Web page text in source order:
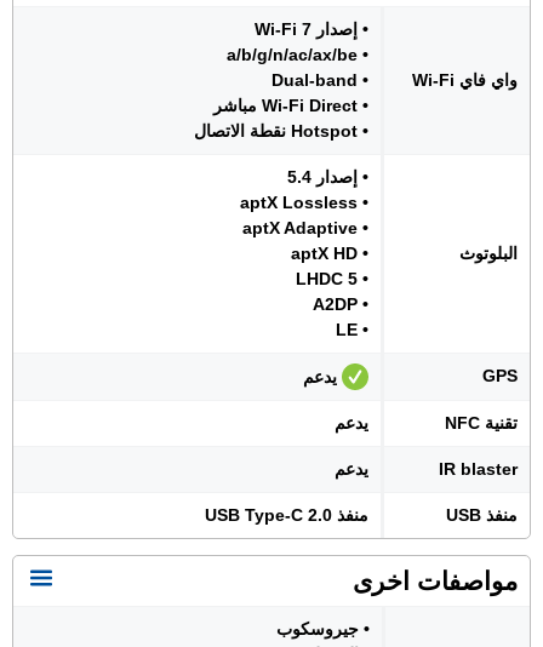
واي فاي Wi-Fi
• إصدار Wi-Fi 7
• a/b/g/n/ac/ax/be
• Dual-band
• Wi-Fi Direct مباشر
• Hotspot نقطة الاتصال
البلوتوث
• إصدار 5.4
• aptX Lossless
• aptX Adaptive
• aptX HD
• LHDC 5
• A2DP
• LE
GPS يدعم
تقنية NFC يدعم
IR blaster يدعم
منفذ USB منفذ USB Type-C 2.0
مواصفات اخرى
• جيروسكوب